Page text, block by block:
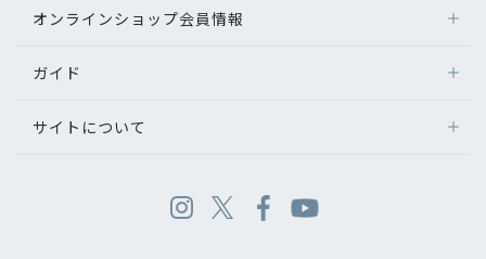
オンラインショップ会員情報
ガイド
サイトについて